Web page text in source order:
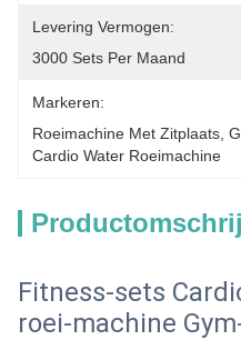
Levering Vermogen:
3000 Sets Per Maand
Markeren:
Roeimachine Met Zitplaats
Cardio Water Roeimachine
Fitness-sets
roei-machine